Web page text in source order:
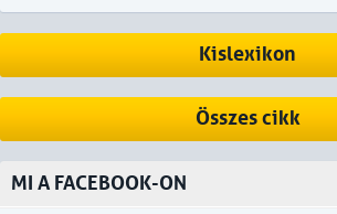
Kislexikon
Összes cikk
MI A FACEBOOK-ON